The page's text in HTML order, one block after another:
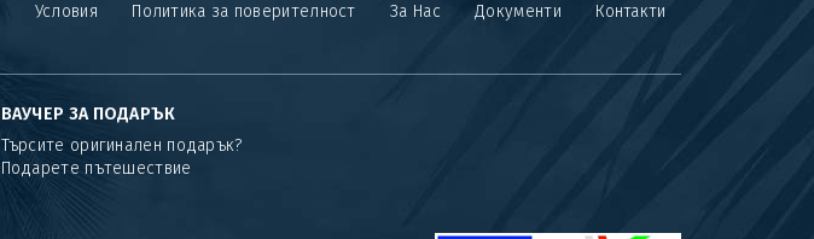
Условия Политика за поверителност За Нас Документи Контакти
ВАУЧЕР ЗА ПОДАРЪК
Търсите оригинален подарък?
Подарете пътешествие